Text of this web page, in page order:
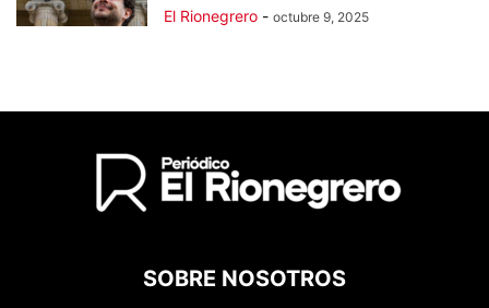
El Rionegrero - octubre 9, 2025
SOBRE NOSOTROS